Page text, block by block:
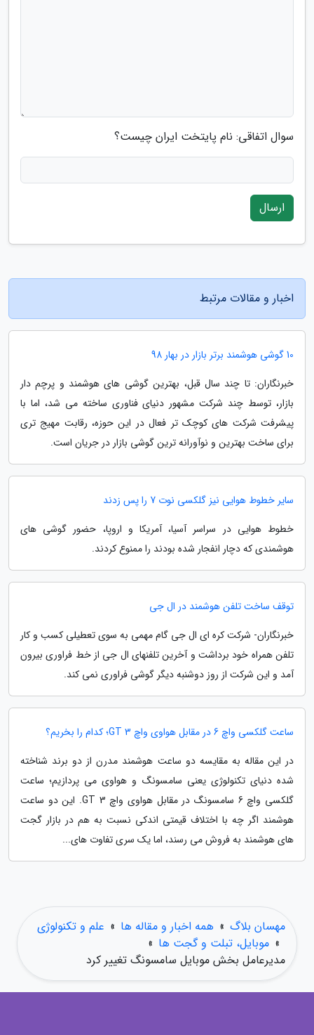
سوال اتفاقی: نام پایتخت ایران چیست؟
ارسال
اخبار و مقالات مرتبط
10 گوشی هوشمند برتر بازار در بهار 98
خبرنگاران: تا چند سال قبل، بهترین گوشی های هوشمند و پرچم دار
بازار، توسط چند شرکت مشهور دنیای فناوری ساخته می شد، اما با
پیشرفت شرکت های کوچک تر فعال در این حوزه، رقابت مهیج تری
برای ساخت بهترین و نوآورانه ترین گوشی بازار در جریان است.
سایر خطوط هوایی نیز گلکسی نوت 7 را پس زدند
خطوط هوایی در سراسر آسیا، آمریکا و اروپا، حضور گوشی های
هوشمندی که دچار انفجار شده بودند را ممنوع کردند.
توقف ساخت تلفن هوشمند در ال جی
خبرنگاران- شرکت کره ای ال جی گام مهمی به سوی تعطیلی کسب و کار
تلفن همراه خود برداشت و آخرین تلفنهای ال جی از خط فراوری بیرون
آمد و این شرکت از روز دوشنبه دیگر گوشی فراوری نمی کند.
ساعت گلکسی واچ 6 در مقابل هواوی واچ GT 3؛ کدام را بخریم؟
در این مقاله به مقایسه دو ساعت هوشمند مدرن از دو برند شناخته
شده دنیای تکنولوژی یعنی سامسونگ و هواوی می پردازیم؛ ساعت
گلکسی واچ 6 سامسونگ در مقابل هواوی واچ GT 3. این دو ساعت
هوشمند اگر چه با اختلاف قیمتی اندکی نسبت به هم در بازار گجت
های هوشمند به فروش می رسند، اما یک سری تفاوت های...
مهسان بلاگ » همه اخبار و مقاله ها » علم و تکنولوژی
» موبایل، تبلت و گجت ها »
مدیرعامل بخش موبایل سامسونگ تغییر کرد